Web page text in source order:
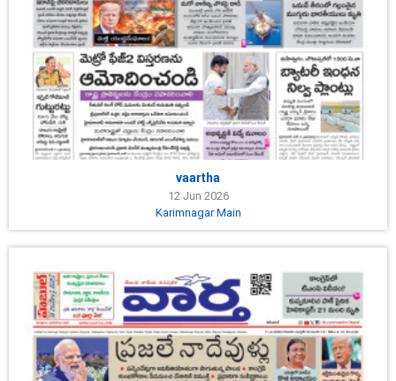
vaartha
12 Jun 2026
Karimnagar Main